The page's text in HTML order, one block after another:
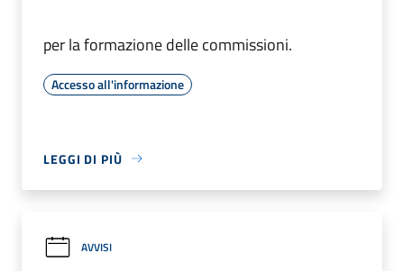
per la formazione delle commissioni.
Accesso all'informazione
LEGGI DI PIÙ
AVVISI